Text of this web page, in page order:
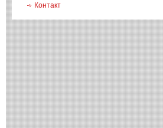
Контакт